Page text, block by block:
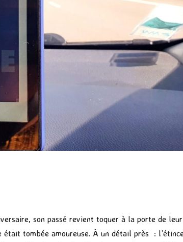
son passé revient toquer à la porte de
tombée amoureuse. À un détail près :